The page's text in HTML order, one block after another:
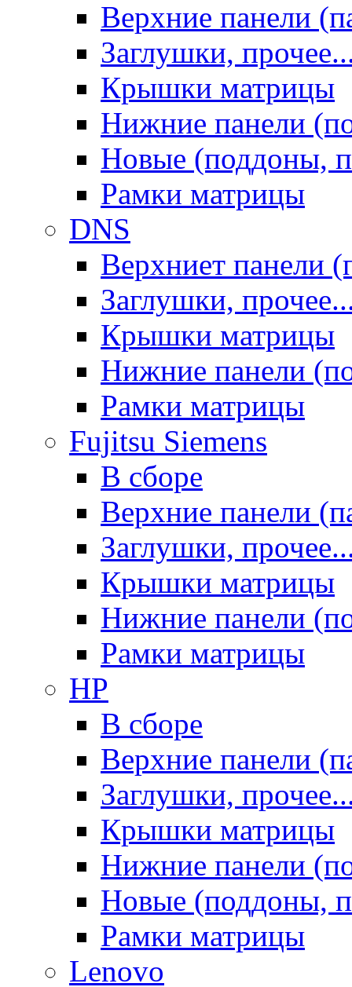
Верхние панели
Заглушки,
Крышки матрицы
Нижние панели
Новые (поддоны,
Рамки матрицы
DNS
Верхниет панели
Заглушки,
Крышки матрицы
Нижние панели
Рамки матрицы
Fujitsu Siemens
В сборе
Верхние панели
Заглушки,
Крышки матрицы
Нижние панели
Рамки матрицы
HP
В сборе
Верхние панели
Заглушки,
Крышки матрицы
Нижние панели
Новые (поддоны,
Рамки матрицы
Lenovo